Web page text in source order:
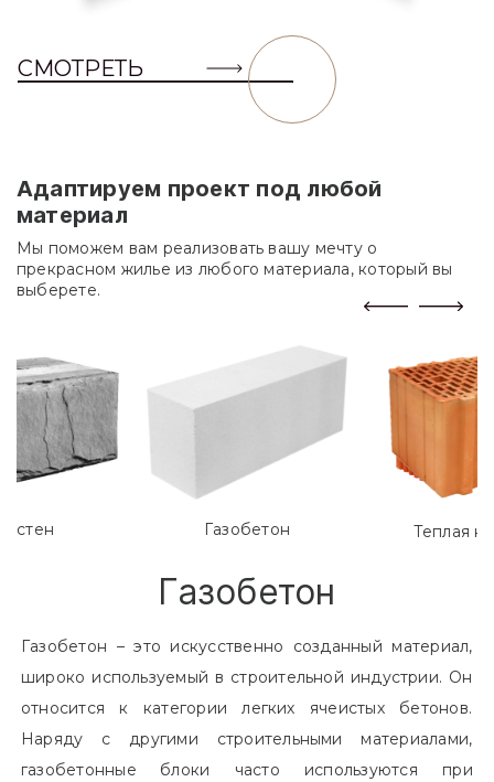
СМОТРЕТЬ
Адаптируем проект под любой
материал
Мы поможем вам реализовать вашу мечту о
прекрасном жилье из любого материала, который вы
выберете.
Газобетон Теплая
Газобетон
Газобетон – это искусственно созданный материал,
широко используемый в строительной индустрии. Он
относится к категории легких ячеистых бетонов.
Наряду с другими строительными материалами,
газобетонные блоки часто используются при